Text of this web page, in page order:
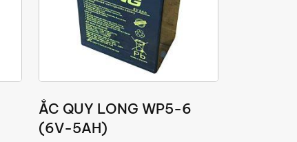
ẮC QUY LONG WP5-6
(6V-5AH)